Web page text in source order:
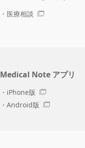
医療相談
Medical Note アプリ
iPhone版
Android版